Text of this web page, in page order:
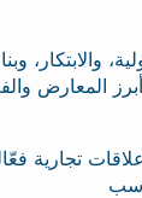
المعارض
تجارية